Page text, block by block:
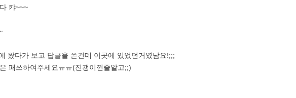
캬~~~
왔다가 보고 답글을 쓴건데 이곳에 있었던거였남요!;;;
패쓰하여주세요ㅠㅠ(진갱이껀줄알고;;)